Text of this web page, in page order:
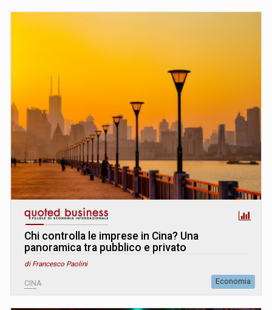
Chi controlla le imprese in Cina? Una
panoramica tra pubblico e privato
di Francesco Paolini
CINA Economia